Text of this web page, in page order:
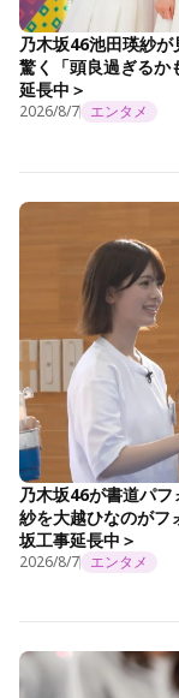
乃木坂46池田瑛紗
驚く「頭良過ぎる
延長中＞
2026/8/7 エンタメ
乃木坂46が書道パ
紗を大越ひなのがフ
坂工事延長中＞
2026/8/7 エンタメ